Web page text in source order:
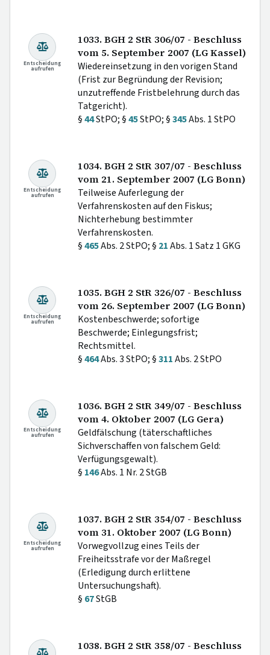
Entscheidung
aufrufen
1033. BGH 2 StR 306/07 - Beschluss
vom 5. September 2007 (LG Kassel)
Wiedereinsetzung in den vorigen Stand
(Frist zur Begründung der Revision;
unzutreffende Fristbelehrung durch das
Tatgericht).
§44StPO; §45StPO; §345Abs. 1 StPO
Entscheidung
aufrufen
1034. BGH 2 StR 307/07 - Beschluss
vom 21. September 2007 (LG Bonn)
Teilweise Auferlegung der
Verfahrenskosten auf den Fiskus;
Nichterhebung bestimmter
Verfahrenskosten.
§465Abs. 2 StPO; § 21Abs. 1 Satz 1 GKG
Entscheidung
aufrufen
1035. BGH 2 StR 326/07 - Beschluss
vom 26. September 2007 (LG Bonn)
Kostenbeschwerde; sofortige
Beschwerde; Einlegungsfrist;
Rechtsmittel.
§464Abs. 3 StPO; §311Abs. 2 StPO
Entscheidung
aufrufen
1036. BGH 2 StR 349/07 - Beschluss
vom 4. Oktober 2007 (LG Gera)
Geldfälschung (täterschaftliches
Sichverschaffen von falschem Geld:
Verfügungsgewalt).
§ 146Abs. 1 Nr. 2 StGB
Entscheidung
aufrufen
1037. BGH 2 StR 354/07 - Beschluss
vom 31. Oktober 2007 (LG Bonn)
Vorwegvollzug eines Teils der
Freiheitsstrafe vor der Maßregel
(Erledigung durch erlittene
Untersuchungshaft).
§ 67StGB
1038. BGH 2 StR 358/07 - Beschluss